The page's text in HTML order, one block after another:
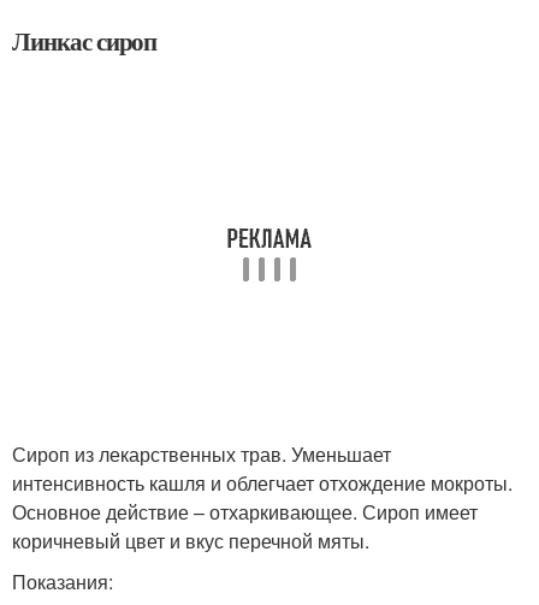
Линкас сироп
Сироп из лекарственных трав. Уменьшает
интенсивность кашля и облегчает отхождение мокроты.
Основное действие – отхаркивающее. Сироп имеет
коричневый цвет и вкус перечной мяты.
Показания: